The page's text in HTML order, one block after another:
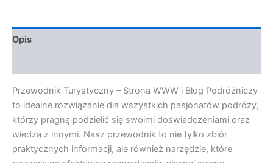
Opis
Przewodnik Turystyczny – Strona WWW i Blog Podróżniczy
to idealne rozwiązanie dla wszystkich pasjonatów podróży,
którzy pragną podzielić się swoimi doświadczeniami oraz
wiedzą z innymi. Nasz przewodnik to nie tylko zbiór
praktycznych informacji, ale również narzędzie, które